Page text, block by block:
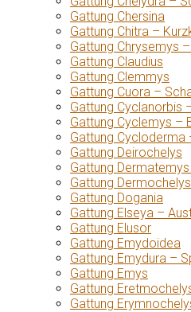
Gattung Chersina
Gattung Chitra –
Gattung Chrysemys
Gattung Claudius
Gattung Clemmys
Gattung Cuora –
Gattung Cyclanorbis
Gattung Cyclemys –
Gattung Cycloderma
Gattung Deirochelys
Gattung
Gattung Dermochelys
Gattung Dogania
Gattung Elseya –
Gattung Elusor
Gattung Emydoidea
Gattung Emydura –
Gattung Emys
Gattung
Gattung